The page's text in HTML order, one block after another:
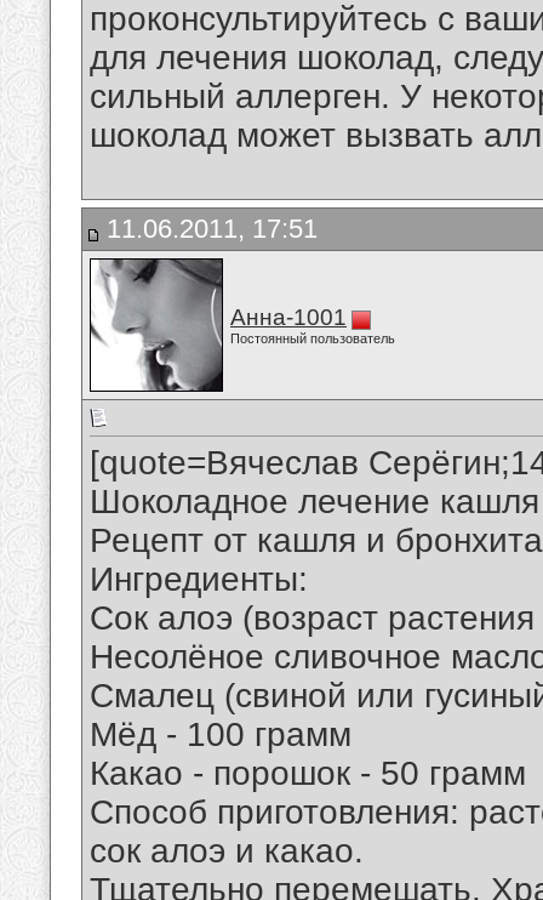
проконсультируйтесь с
для лечения шоколад,
сильный аллерген. У
шоколад может вызвать
11.06.2011, 17:51
Анна-1001
Постоянный пользователь
[quote=Вячеслав
Шоколадное лечение
Рецепт от кашля и бронхита
Ингредиенты:
Сок алоэ (возраст
Несолёное сливочное
Смалец (свиной или
Мёд - 100 грамм
Какао - порошок - 50 грамм
Способ приготовления:
сок алоэ и какао.
Тщательно перемешать.